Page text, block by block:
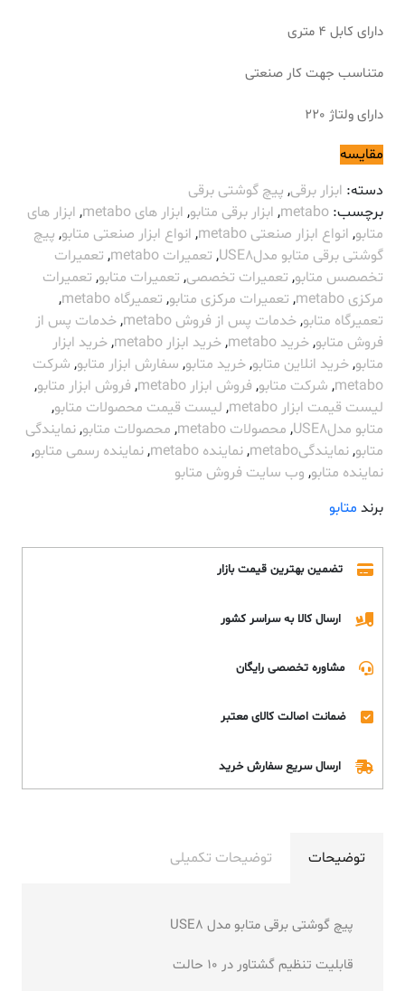
دارای کابل 4 متری
متناسب جهت کار صنعتی
دارای ولتاژ 220
مقایسه
دسته: ابزار برقی, پیچ گوشتی برقی
برچسب: metabo
, ابزار برقی متابو, ابزار های metabo , ابزار های
متابو, انواع ابزار صنعتی metabo , انواع ابزار صنعتی متابو, پیچ
گوشتی برقی متابو مدلUSE8
, تعمیرات metabo , تعمیرات
تخصصس متابو, تعمیرات تخصصی, تعمیرات متابو, تعمیرات
مرکزی metabo
, تعمیرات مرکزی متابو, تعمیرگاه metabo
,
تعمیرگاه متابو,خدمات پس از فروش metabo ,خدمات پس از
فروش متابو,خرید metabo ,خرید ابزار metabo ,خرید ابزار
متابو,خرید انلاین متابو,خرید متابو, سفارش ابزار متابو, شرکت
metabo
, شرکت متابو, فروش ابزار metabo , فروش ابزار متابو,
لیست قیمت ابزار metabo
, لیست قیمت محصولات متابو,
متابو مدلUSE8
, محصولات metabo , محصولات متابو,نمایندگی
متابو,نمایندگیmetabo ,نماینده metabo ,نماینده رسمی متابو,
نماینده متابو, وب سایت فروش متابو
برند متابو
تضمین بهترین قیمت بازار
ارسال کالا به سراسر کشور
مشاوره تخصصی رایگان
ضمانت اصالت کالای معتبر
ارسال سریع سفارش خرید
توضیحات توضیحات تکمیلی
پیچ گوشتی برقی متابو مدل USE8
قابلیت تنظیم گشتاور در 10 حالت